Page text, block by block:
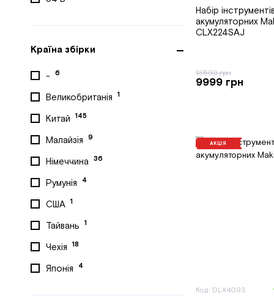
Країна збірки
- 6
Великобританія 1
Китай 145
Малайзія 9
Німеччина 36
Румунія 4
США 1
Тайвань 1
Чехія 18
Японія 4
Набір інструментів
акумуляторних
CLX224SAJ
13599 грн
9999 грн
АКЦІЯ
Код: DLX4093